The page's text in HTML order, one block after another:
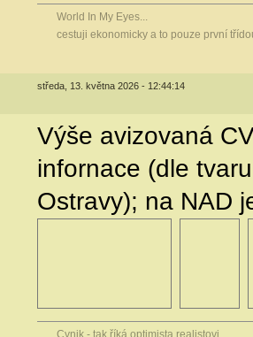
World In My Eyes...
cestuji ekonomicky a to pouze první
středa, 13. května 2026 - 12:44:14
Výše avizovaná
infornace (dle
Ostravy); na NAD
Cynik - tak říká optimista realistovi...